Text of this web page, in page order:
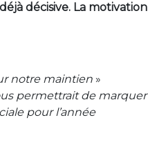
décisive. La motivation
notre maintien »
permettrait de marquer
pour l’année